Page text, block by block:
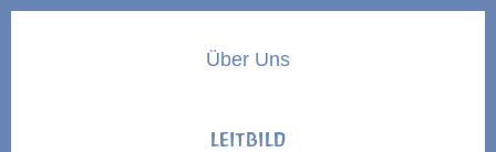
Über Uns
LEITBILD